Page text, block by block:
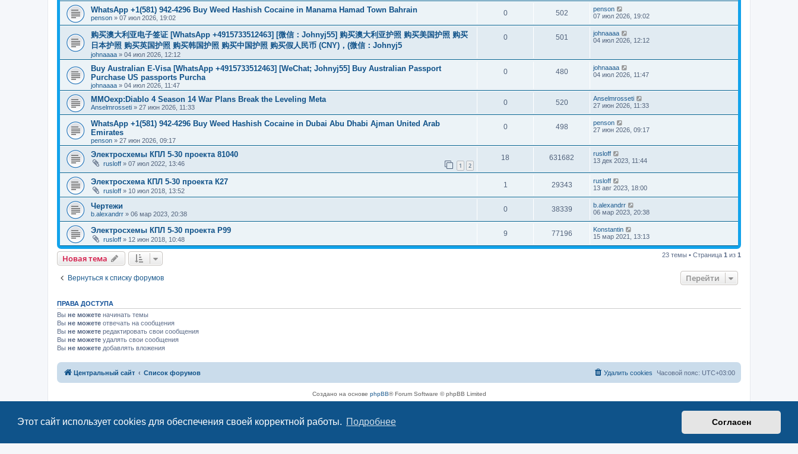
Этот сайт использует cookies для обеспечения своей корректной работы. Подробнее Согласен
WhatsApp +1(581) 942-4296 Buy Weed Hashish Cocaine in Manama Hamad Town Bahrain
penson » 07 июл 2026, 19:02
0 502
penson
07 июл 2026, 19:02
购买澳大利亚电子签证 [WhatsApp +4915733512463] [微信：Johnyj55] 购买澳大利亚护照 购买美国护照 购买
日本护照 购买英国护照 购买韩国护照 购买中国护照 购买假人民币 (CNY)，(微信：Johnyj5
johnaaaa » 04 июл 2026, 12:12
0 501
johnaaaa
04 июл 2026, 12:12
Buy Australian E-Visa [WhatsApp +4915733512463] [WeChat; Johnyj55] Buy Australian Passport
Purchase US passports Purcha
johnaaaa » 04 июл 2026, 11:47
0 480
johnaaaa
04 июл 2026, 11:47
MMOexp:Diablo 4 Season 14 War Plans Break the Leveling Meta
Anselmrosseti » 27 июн 2026, 11:33
0 520
Anselmrosseti
27 июн 2026, 11:33
WhatsApp +1(581) 942-4296 Buy Weed Hashish Cocaine in Dubai Abu Dhabi Ajman United Arab
Emirates
penson » 27 июн 2026, 09:17
0 498
penson
27 июн 2026, 09:17
Электросхемы КПЛ 5-30 проекта 81040
rusloff » 07 июл 2022, 13:46 1 2
18 631682
rusloff
13 дек 2023, 11:44
Электросхема КПЛ 5-30 проекта К27
rusloff » 10 июл 2018, 13:52
1 29343
rusloff
13 авг 2023, 18:00
Чертежи
b.alexandrr » 06 мар 2023, 20:38
0 38339
b.alexandrr
06 мар 2023, 20:38
Электросхемы КПЛ 5-30 проекта Р99
rusloff » 12 июн 2018, 10:48
9 77196
Konstantin
15 мар 2021, 13:13
Новая тема 23 темы • Страница 1 из 1
Вернуться к списку форумов Перейти
ПРАВА ДОСТУПА
Вы не можете начинать темы
Вы не можете отвечать на сообщения
Вы не можете редактировать свои сообщения
Вы не можете удалять свои сообщения
Вы не можете добавлять вложения
Центральный сайт Список форумов Часовой пояс: UTC+03:00
Удалить cookies
Создано на основе phpBB® Forum Software © phpBB Limited